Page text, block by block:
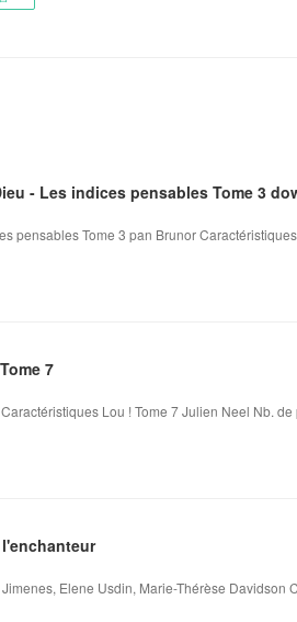
- Les indices pensables Tome 3
pensables Tome 3 pan Brunor
7
Lou ! Tome 7 Julien Neel Nb.
Elene Usdin, Marie-Thérèse Davidson